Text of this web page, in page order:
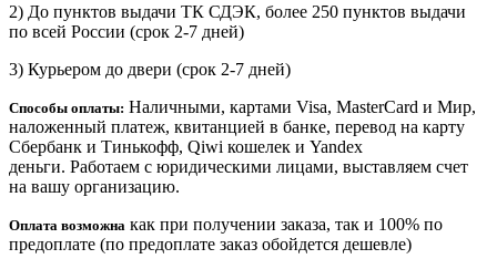
2) До пунктов выдачи ТК СДЭК, более 250 пунктов выдачи
по всей России (срок 2-7 дней)
3) Курьером до двери (срок 2-7 дней)
Способы оплаты: Наличными, картами Visa, MasterCard и Мир,
наложенный платеж, квитанцией в банке, перевод на карту
Сбербанк и Тинькофф, Qiwi кошелек и Yandex
деньги. Работаем с юридическими лицами, выставляем счет
на вашу организацию.
Оплата возможна как при получении заказа, так и 100% по
предоплате (по предоплате заказ обойдется дешевле)